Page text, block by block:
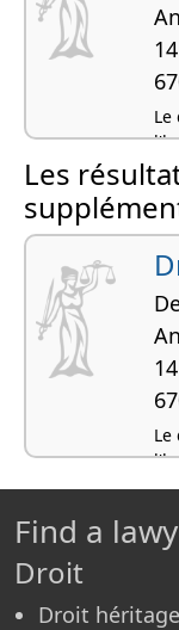
Les
Find a
Droit
Droit héritage